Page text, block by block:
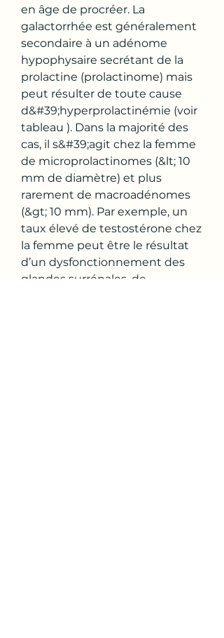
en âge de procréer. La
galactorrhée est généralement
secondaire à un adénome
hypophysaire secrétant de la
prolactine (prolactinome) mais
peut résulter de toute cause
d&#39;hyperprolactinémie (voir
tableau ). Dans la majorité des
cas, il s&#39;agit chez la femme
de microprolactinomes (&lt; 10
mm de diamètre) et plus
rarement de macroadénomes
(&gt; 10 mm). Par exemple, un
taux élevé de testostérone chez
la femme peut être le résultat
d’un dysfonctionnement des
glandes surrénales, de